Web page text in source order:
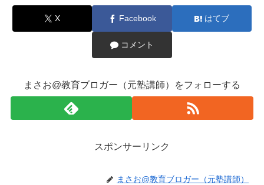
X Facebook はてブ
コメント
まさお@教育ブロガー（元塾講師）をフォローする
スポンサーリンク
まさお@教育ブロガー（元塾講師）